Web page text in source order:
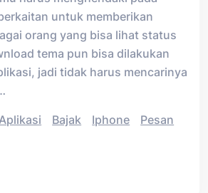
untuk memberikan
orang yang bisa lihat status
tema pun bisa dilakukan
jadi tidak harus mencarinya
Aplikasi Bajak Iphone
Pesan